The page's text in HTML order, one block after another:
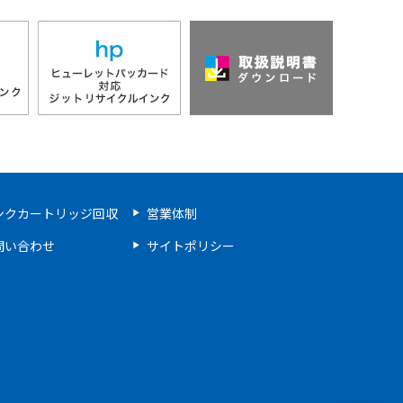
クカートリッジ回収
営業体制
い合わせ
サイトポリシー